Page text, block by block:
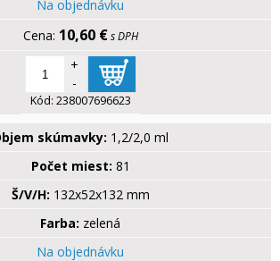
Na objednávku
10,60 € s DPH
+
-
Kód: 238007696623
skúmavky: 1,2/2,0 ml
Počet miest: 81
Š/V/H: 132x52x132 mm
Farba: zelená
Na objednávku